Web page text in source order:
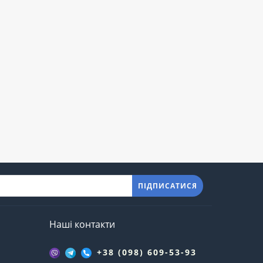
ПІДПИСАТИСЯ
Наші контакти
+38 (098) 609-53-93